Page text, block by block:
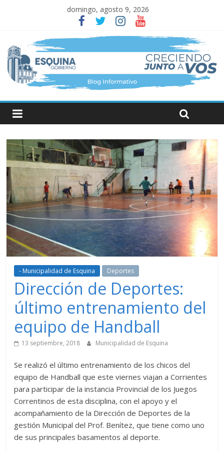
domingo, agosto 9, 2026
- Municipalidad de Esquina Deportes
Dirección de Deportes:
último entrenamiento del
equipo de Handball
13 septiembre, 2018 Municipalidad de Esquina
Se realizó el último entrenamiento de los chicos del
equipo de Handball que este viernes viajan a Corrientes
para participar de la instancia Provincial de los Juegos
Correntinos de esta disciplina, con el apoyo y el
acompañamiento de la Dirección de Deportes de la
gestión Municipal del Prof. Benítez, que tiene como uno
de sus principales basamentos al deporte.